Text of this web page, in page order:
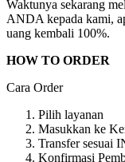
Waktunya sekarang
ANDA kepada kami,
uang kembali 100%.
HOW TO ORDER
Cara Order
Pilih layanan
Masukkan ke
Transfer sesuai
Konfirmasi